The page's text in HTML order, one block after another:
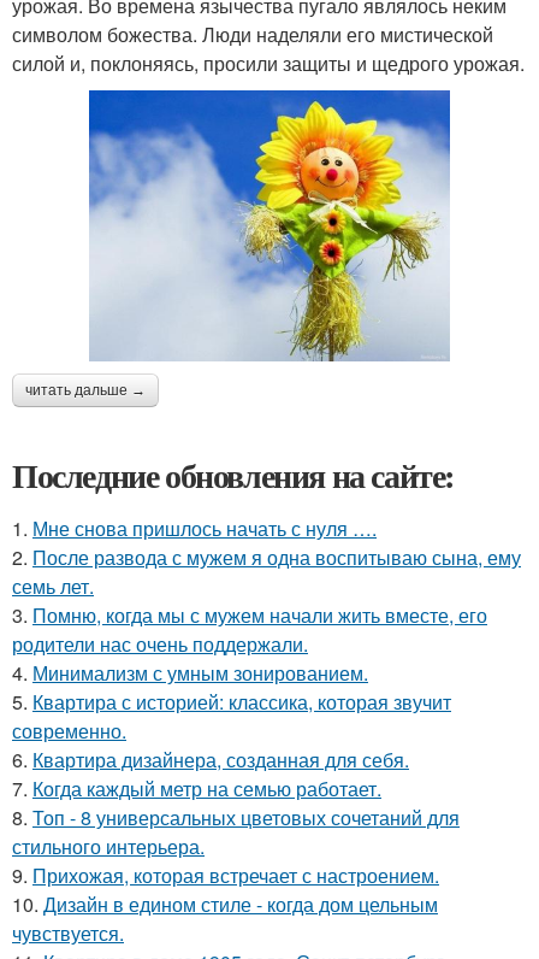
символом божества. Люди наделяли его мистической
силой и, поклоняясь, просили защиты и щедрого урожая.
читать дальше →
Последние обновления на сайте:
1. Мне снова пришлось начать с нуля ….
2. После развода с мужем я одна воспитываю сына, ему
семь лет.
3. Помню, когда мы с мужем начали жить вместе, его
родители нас очень поддержали.
4. Минимализм с умным зонированием.
5. Квартира с историей: классика, которая звучит
современно.
6. Квартира дизайнера, созданная для себя.
7. Когда каждый метр на семью работает.
8. Топ - 8 универсальных цветовых сочетаний для
стильного интерьера.
9. Прихожая, которая встречает с настроением.
10. Дизайн в едином стиле - когда дом цельным
чувствуется.